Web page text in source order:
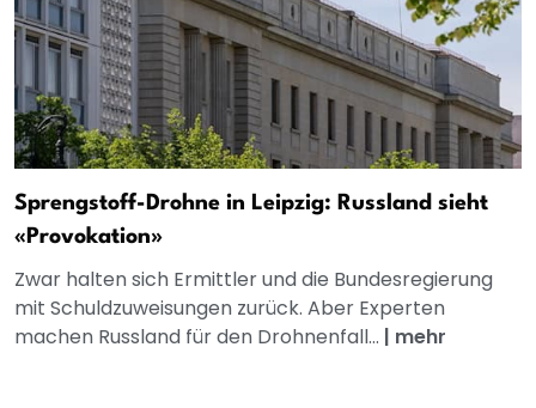
Sprengstoff-Drohne in Leipzig: Russland sieht
«Provokation»
Zwar halten sich Ermittler und die Bundesregierung
mit Schuldzuweisungen zurück. Aber Experten
machen Russland für den Drohnenfall... | mehr